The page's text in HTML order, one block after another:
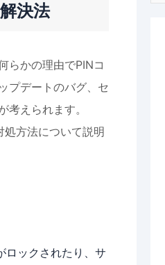
決法
らかの理由でPINコ
プデートのバグ、セ
えられます。
方法について説明
ロックされたり、サ